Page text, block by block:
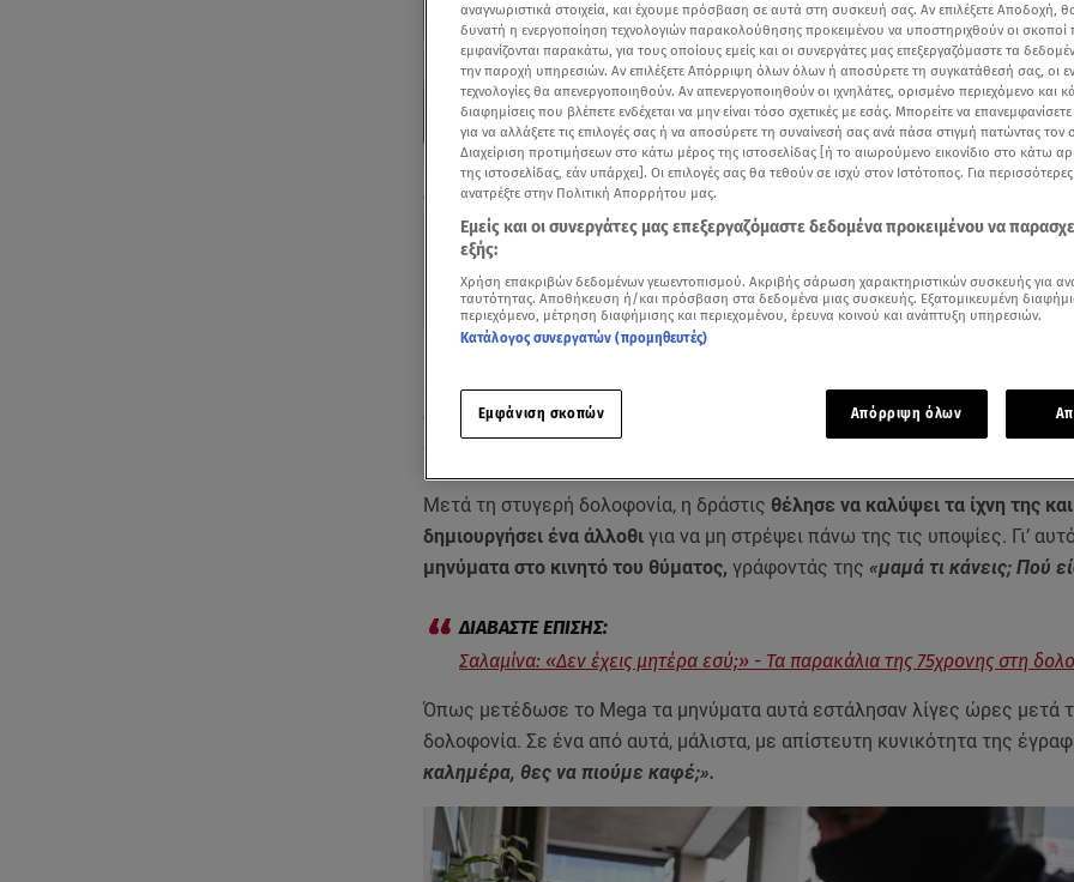
Πώς η 46χρονη προσπαθούσε να χτίσει άλλοθι για να αποπροσανατολίσει τις έρευνες - Βίντεο
Δείτε περισσότερα άρθρα μας στα αποτελέσματα αναζήτησης
Add star.gr on Google
Το τέλειοέγκλημαπροσπάθησε να οργανώσει η 46χρονη, η οποία
75χρονη πεθερά της μέσα στο σπίτι της στη
Μετά τη στυγερή δολοφονία, η δράστις θέλησε να καλύψει τα ίχνη της
δημιουργήσει ένα άλλοθι για να μη στρέψει πάνω της τις υποψίες. Γι’
μηνύματα στο κινητό του θύματος, γράφοντάς της «μαμά τι κάνεις; Πού
Σαλαμίνα: «Δεν έχεις μητέρα εσύ;» - Τα παρακάλια της 75χρονης στη
Όπως μετέδωσε το Mega τα μηνύματα αυτά εστάλησαν λίγες ώρες μετά
δολοφονία. Σε ένα από αυτά, μάλιστα, με απίστευτη κυνικότητα της
καλημέρα, θες να πιούμε καφέ;».
αναγνωριστικά στοιχεία, και έχουμε πρόσβαση σε αυτά στη συσκευή σας. Αν επιλέξετε Αποδοχή,
δυνατή η ενεργοποίηση τεχνολογιών παρακολούθησης προκειμένου να υποστηριχθούν οι σκοποί
εμφανίζονται παρακάτω, για τους οποίους εμείς και οι συνεργάτες μας επεξεργαζόμαστε τα
την παροχή υπηρεσιών. Αν επιλέξετε Απόρριψη όλων όλων ή αποσύρετε τη συγκατάθεσή σας, οι
τεχνολογίες θα απενεργοποιηθούν. Αν απενεργοποιηθούν οι ιχνηλάτες, ορισμένο περιεχόμενο και
διαφημίσεις που βλέπετε ενδέχεται να μην είναι τόσο σχετικές με εσάς. Μπορείτε να
για να αλλάξετε τις επιλογές σας ή να αποσύρετε τη συναίνεσή σας ανά πάσα στιγμή πατώντας τον
Διαχείριση προτιμήσεων στο κάτω μέρος της ιστοσελίδας [ή το αιωρούμενο εικονίδιο στο κάτω
της ιστοσελίδας, εάν υπάρχει]. Οι επιλογές σας θα τεθούν σε ισχύ στον Ιστότοπος. Για
ανατρέξτε στην Πολιτική Απορρήτου μας.
Εμείς και οι συνεργάτες μας επεξεργαζόμαστε δεδομένα προκειμένου να
εξής:
Χρήση επακριβών δεδομένων γεωεντοπισμού. Ακριβής σάρωση χαρακτηριστικών συσκευής για
ταυτότητας. Αποθήκευση ή/και πρόσβαση στα δεδομένα μιας συσκευής. Εξατομικευμένη
περιεχόμενο, μέτρηση διαφήμισης και περιεχομένου, έρευνα κοινού και ανάπτυξη υπηρεσιών.
Κατάλογος συνεργατών (προμηθευτές)
Εμφάνιση σκοπών Απόρριψη όλων